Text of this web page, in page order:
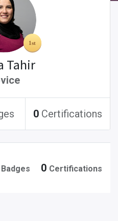
Tahir
0 Certifications
Badges 0 Certifications